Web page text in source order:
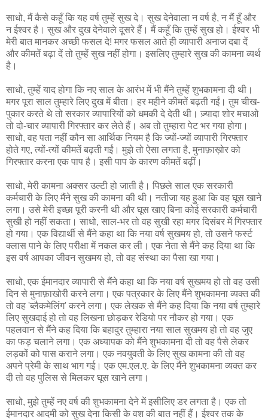
साधो, मैं कैसे कहूँ कि यह वर्ष तुम्हें सुख दे। सुख देनेवाला न वर्ष है, न मैं हूँ और
न ईश्वर है। सुख और दुख देनेवाले दूसरे हैं। मैं कहूँ कि तुम्हें सुख हो। ईश्वर भी
मेरी बात मानकर अच्छी फसल दे! मगर फसल आते ही व्यापारी अनाज दबा दें
और कीमतें बढ़ा दें तो तुम्हें सुख नहीं होगा। इसलिए तुम्हारे सुख की कामना व्यर्थ
है।
साधो, तुम्हें याद होगा कि नए साल के आरंभ में भी मैंने तुम्हें शुभकामना दी थी।
मगर पूरा साल तुम्हारे लिए दुख में बीता। हर महीने कीमतें बढ़ती गईं। तुम चीख-
पुकार करते थे तो सरकार व्यापारियों को धमकी दे देती थी। ज़्यादा शोर मचाओ
तो दो-चार व्यापारी गिरफ्तार कर लेते हैं। अब तो तुम्हारा पेट भर गया होगा।
साधो, वह पता नहीं कौन सा आर्थिक नियम है कि ज्यों-ज्यों व्यापारी गिरफ्तार
होते गए, त्यों-त्यों कीमतें बढ़ती गईं। मुझे तो ऐसा लगता है, मुनाफ़ाख़ोर को
गिरफ्तार करना एक पाप है। इसी पाप के कारण कीमतें बढ़ीं।
साधो, मेरी कामना अक्सर उल्टी हो जाती है। पिछले साल एक सरकारी
कर्मचारी के लिए मैंने सुख की कामना की थी। नतीजा यह हुआ कि वह घूस खाने
लगा। उसे मेरी इच्छा पूरी करनी थी और घूस खाए बिना कोई सरकारी कर्मचारी
सुखी हो नहीं सकता। साधो, साल-भर तो वह सुखी रहा मगर दिसंबर में गिरफ्तार
हो गया। एक विद्यार्थी से मैंने कहा था कि नया वर्ष सुखमय हो, तो उसने फर्स्ट
क्लास पाने के लिए परीक्षा में नकल कर ली। एक नेता से मैंने कह दिया था कि
इस वर्ष आपका जीवन सुखमय हो, तो वह संस्था का पैसा खा गया।
साधो, एक ईमानदार व्यापारी से मैंने कहा था कि नया वर्ष सुखमय हो तो वह उसी
दिन से मुनाफ़ाखोरी करने लगा। एक पत्रकार के लिए मैंने शुभकामना व्यक्त की
तो वह 'ब्लैकमेलिंग' करने लगा। एक लेखक से मैंने कह दिया कि नया वर्ष तुम्हारे
लिए सुखदाई हो तो वह लिखना छोड़कर रेडियो पर नौकर हो गया। एक
पहलवान से मैंने कह दिया कि बहादुर तुम्हारा नया साल सुखमय हो तो वह जुए
का फड़ चलाने लगा। एक अध्यापक को मैंने शुभकामना दी तो वह पैसे लेकर
लड़कों को पास कराने लगा। एक नवयुवती के लिए सुख कामना की तो वह
अपने प्रेमी के साथ भाग गई। एक एम.एल.ए. के लिए मैंने शुभकामना व्यक्त कर
दी तो वह पुलिस से मिलकर घूस खाने लगा।
साधो, मुझे तुम्हें नए वर्ष की शुभकामना देने में इसीलिए डर लगता है। एक तो
ईमानदार आदमी को सुख देना किसी के वश की बात नहीं हैं। ईश्वर तक के